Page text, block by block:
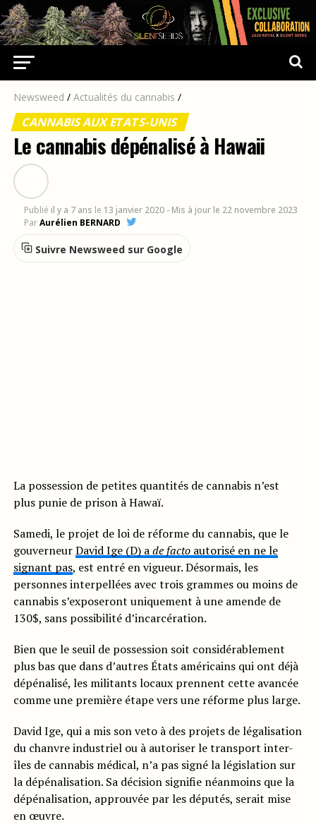
Newsweed / Actualités du cannabis /
CANNABIS AUX ETATS-UNIS
Le cannabis dépénalisé à Hawaii
Publié il y a 7 ans le 13 janvier 2020 - Mis à jour le 22 novembre 2023
ParAurélien BERNARD
Suivre Newsweed sur Google
La possession de petites quantités de cannabis n’est
plus punie de prison à Hawaï.
Samedi, le projet de loi de réforme du cannabis, que le
gouverneurDavid Ige (D) ade facto autorisé en ne le
signant pas, est entré en vigueur. Désormais, les
personnes interpellées avec trois grammes ou moins de
cannabis s’exposeront uniquement à une amende de
130$, sans possibilité d’incarcération.
Bien que le seuil de possession soit considérablement
plus bas que dans d’autres États américains qui ont déjà
dépénalisé, les militants locaux prennent cette avancée
comme une première étape vers une réforme plus large.
David Ige, qui a mis son veto à des projets de légalisation
du chanvre industriel ou à autoriser le transport inter-
îles de cannabis médical, n’a pas signé la législation sur
la dépénalisation. Sa décision signifie néanmoins que la
dépénalisation, approuvée par les députés, serait mise
en œuvre.